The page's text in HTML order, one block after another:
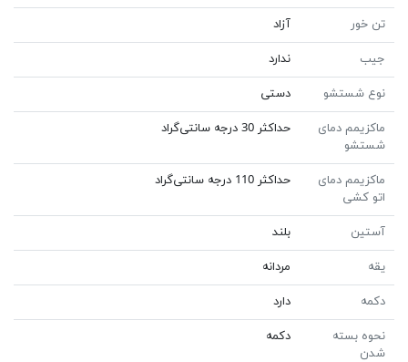
تن خور آزاد
جیب ندارد
نوع شستشو دستی
ماکزیمم دمای
شستشو
حداکثر 30 درجه سانتی‌گراد
ماکزیمم دمای
اتو کشی
حداکثر 110 درجه سانتی‌گراد
آستین بلند
یقه مردانه
دکمه دارد
نحوه بسته
شدن
دکمه